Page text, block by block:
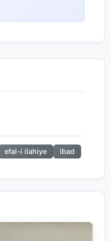
efal-i ilahiye ibad